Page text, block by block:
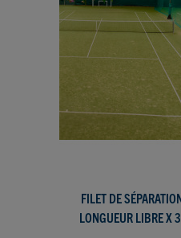
FILET DE
LONGUEUR LIBRE X